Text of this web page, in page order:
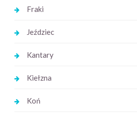
Fraki
Jeździec
Kantary
Kiełzna
Koń